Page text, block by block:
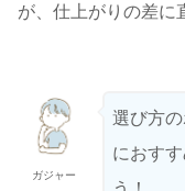
が、仕上がりの差に
ガジャー
選び方
におす